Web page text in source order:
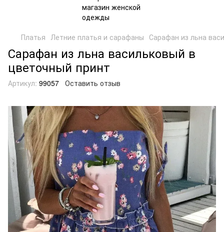
Платья Летние платья и сарафаны Сарафан из льна
Сарафан из льна васильковый в
цветочный принт
Артикул: 99057 Оставить отзыв